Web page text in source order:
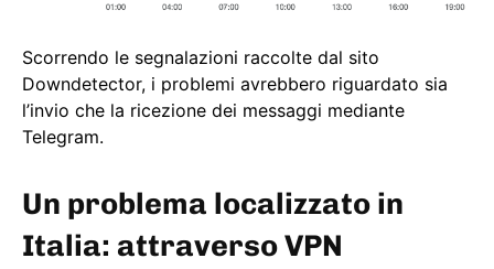
Scorrendo le segnalazioni raccolte dal sito
Downdetector, i problemi avrebbero riguardato sia
l’invio che la ricezione dei messaggi mediante
Telegram.
Un problema localizzato in
Italia: attraverso VPN